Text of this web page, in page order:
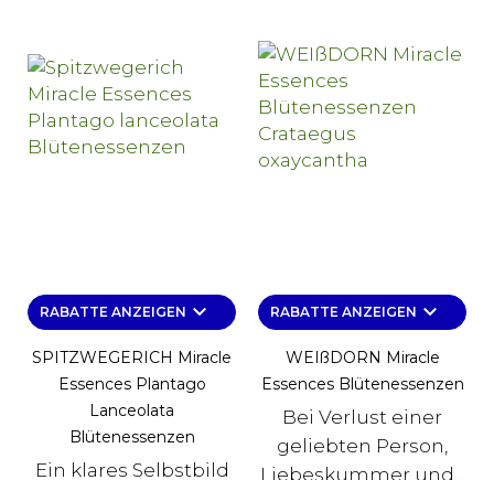
RABATTE ANZEIGEN keyboard_arrow_down
SPITZWEGERICH Miracle
Essences Plantago
Lanceolata
Blütenessenzen
Ein klares Selbstbild
RABATTE ANZEIGEN keyboard_arrow_down
WEIßDORN Miracle
Essences Blütenessenzen
Bei Verlust einer
geliebten Person,
Liebeskummer und...